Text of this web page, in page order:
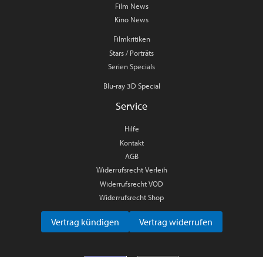
Film News
Kino News
Filmkritiken
Stars / Porträts
Serien Specials
Blu-ray 3D Special
Service
Hilfe
Kontakt
AGB
Widerrufsrecht Verleih
Widerrufsrecht VOD
Widerrufsrecht Shop
Vertrag kündigen Vertrag widerrufen